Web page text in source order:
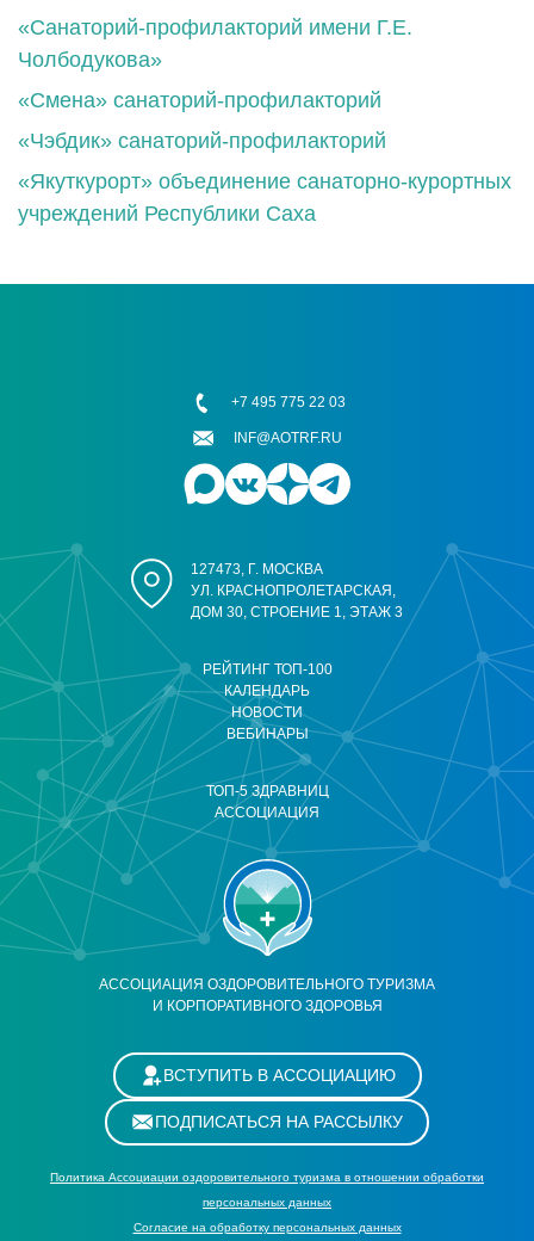
«Санаторий-профилакторий имени Г.Е.
Чолбодукова»
«Смена» санаторий-профилакторий
«Чэбдик» санаторий-профилакторий
«Якуткурорт» объединение санаторно-курортных
учреждений Республики Саха
АССОЦИАЦИЯ ОЗДОРОВИТЕЛЬНОГО ТУРИЗМА
И КОРПОРАТИВНОГО ЗДОРОВЬЯ
РЕЙТИНГ ТОП-100
КАЛЕНДАРЬ
НОВОСТИ
ВЕБИНАРЫ
ТОП-5 ЗДРАВНИЦ
АССОЦИАЦИЯ
127473, Г. МОСКВА
УЛ. КРАСНОПРОЛЕТАРСКАЯ,
ДОМ 30, СТРОЕНИЕ 1, ЭТАЖ 3
+7 495 775 22 03
INF@AOTRF.RU
ВСТУПИТЬ В АССОЦИАЦИЮ
ПОДПИСАТЬСЯ НА РАССЫЛКУ
Политика Ассоциации оздоровительного туризма в отношении обработки
персональных данных
Cогласие на обработку персональных данных